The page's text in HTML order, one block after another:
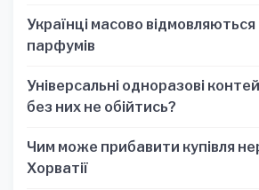
Українці масово відмовляються
парфумів
Універсальні одноразові
без них не обійтись?
Чим може прибавити купівля
Хорватії